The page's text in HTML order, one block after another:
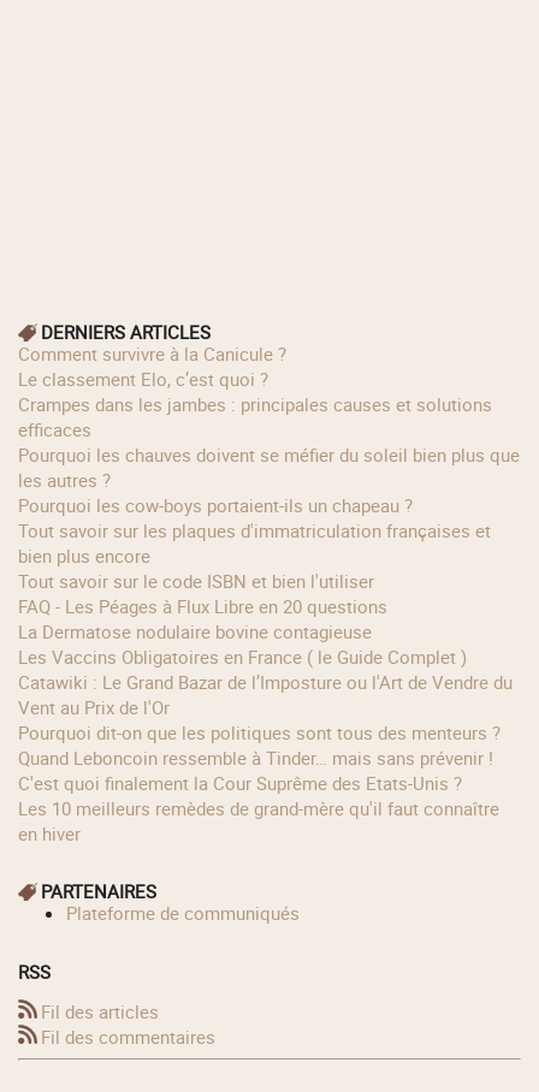
DERNIERS ARTICLES
Comment survivre à la Canicule ?
Le classement Elo, c’est quoi ?
Crampes dans les jambes : principales causes et solutions
efficaces
Pourquoi les chauves doivent se méfier du soleil bien plus que
les autres ?
Pourquoi les cow‑boys portaient‑ils un chapeau ?
Tout savoir sur les plaques d'immatriculation françaises et
bien plus encore
Tout savoir sur le code ISBN et bien l'utiliser
FAQ - Les Péages à Flux Libre en 20 questions
La Dermatose nodulaire bovine contagieuse
Les Vaccins Obligatoires en France ( le Guide Complet )
Catawiki : Le Grand Bazar de l’Imposture ou l'Art de Vendre du
Vent au Prix de l'Or
Pourquoi dit-on que les politiques sont tous des menteurs ?
Quand Leboncoin ressemble à Tinder… mais sans prévenir !
C'est quoi finalement la Cour Suprême des Etats-Unis ?
Les 10 meilleurs remèdes de grand-mère qu'il faut connaître
en hiver
PARTENAIRES
Plateforme de communiqués
RSS
Fil des articles
Fil des commentaires